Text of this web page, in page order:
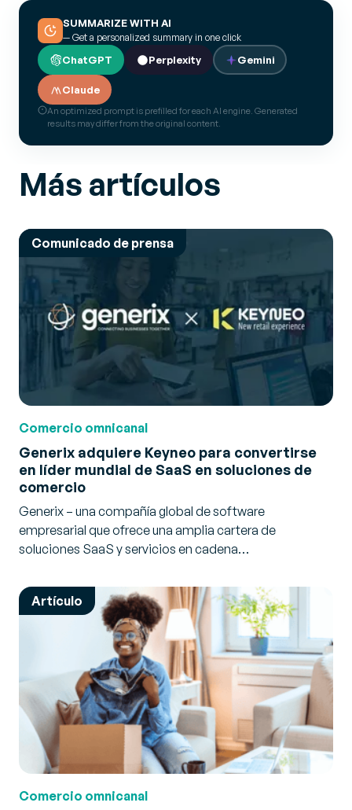
SUMMARIZE WITH AI
— Get a personalized summary in one click
ChatGPT Perplexity Gemini
Claude
An optimized prompt is prefilled for each AI engine. Generated
results may differ from the original content.
Más artículos
Comunicado de prensa
Comercio omnicanal
Generix adquiere Keyneo para convertirse
en líder mundial de SaaS en soluciones de
comercio
Generix – una compañía global de software
empresarial que ofrece una amplia cartera de
soluciones SaaS y servicios en cadena…
Artículo
Comercio omnicanal